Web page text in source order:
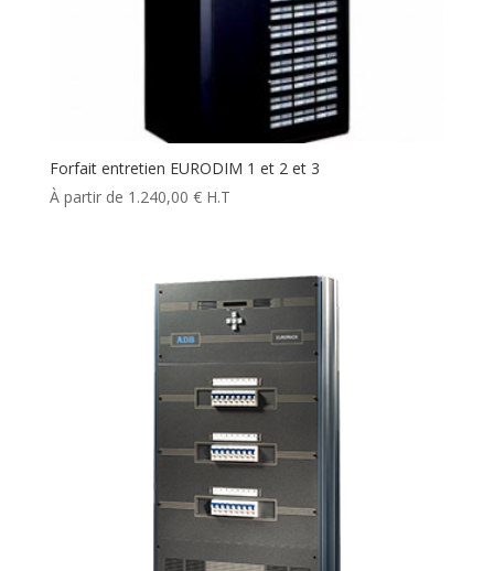
Forfait entretien EURODIM 1 et 2 et 3
1.240,00 € H.T